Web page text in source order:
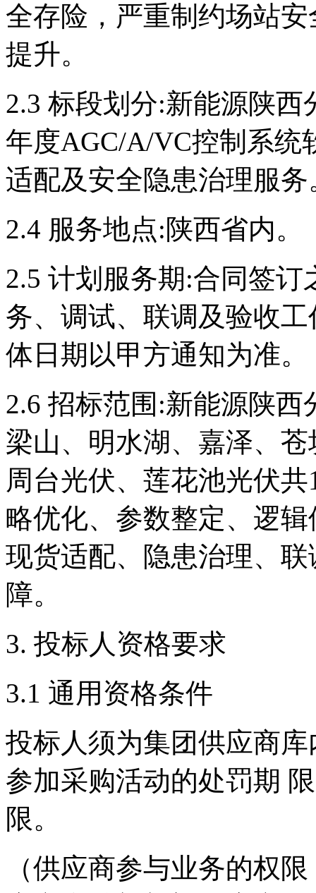
全存险，严重制约场站
提升。
2.3 标段划分:新能源陕西
年度AGC/A/VC控制系统
适配及安全隐患治理服务
2.4 服务地点:陕西省内。
2.5 计划服务期:合同签
务、调试、联调及验收
体日期以甲方通知为准。
2.6 招标范围:新能源陕
梁山、明水湖、嘉泽、
周台光伏、莲花池光伏
略优化、参数整定、逻
现货适配、隐患治理、
障。
3. 投标人资格要求
3.1 通用资格条件
投标人须为集团供应商
参加采购活动的处罚期
限。
（供应商参与业务的权